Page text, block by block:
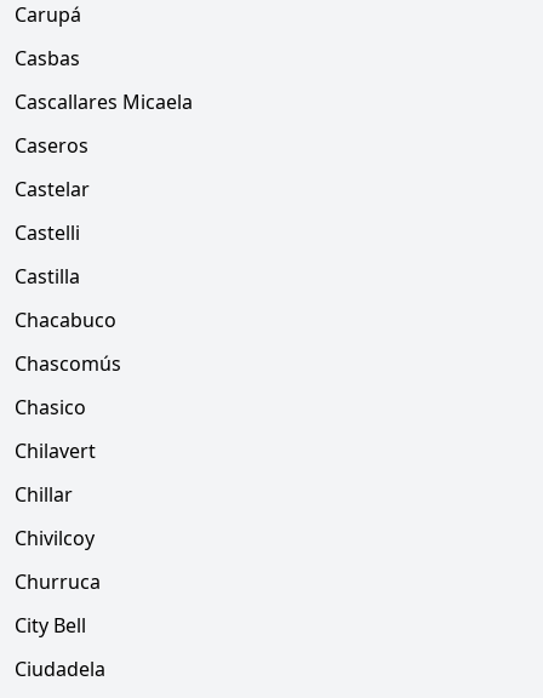
Carupá
Casbas
Cascallares Micaela
Caseros
Castelar
Castelli
Castilla
Chacabuco
Chascomús
Chasico
Chilavert
Chillar
Chivilcoy
Churruca
City Bell
Ciudadela